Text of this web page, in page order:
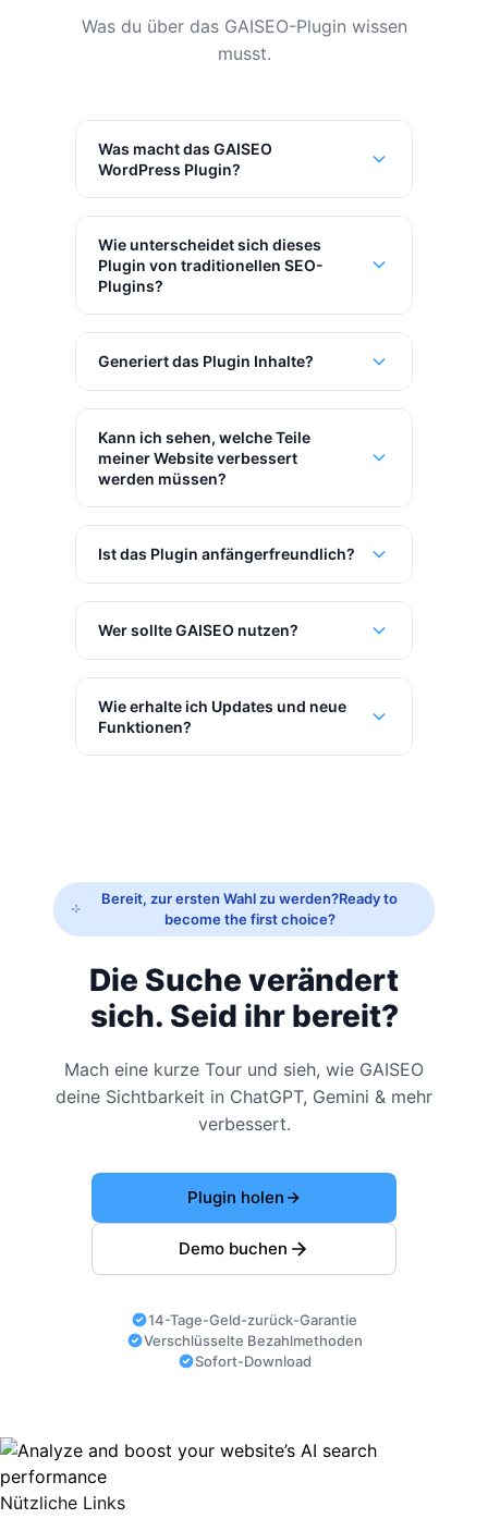
Was du über das GAISEO-Plugin wissen
musst.
Was macht das GAISEO
WordPress Plugin?
Wie unterscheidet sich dieses
Plugin von traditionellen SEO-
Plugins?
Generiert das Plugin Inhalte?
Kann ich sehen, welche Teile
meiner Website verbessert
werden müssen?
Ist das Plugin anfängerfreundlich?
Wer sollte GAISEO nutzen?
Wie erhalte ich Updates und neue
Funktionen?
Bereit, zur ersten Wahl zu werden?Ready to
become the first choice?
Die Suche verändert
sich. Seid ihr bereit?
Mach eine kurze Tour und sieh, wie GAISEO
deine Sichtbarkeit in ChatGPT, Gemini & mehr
verbessert.
Plugin holen
Demo buchen
14-Tage-Geld-zurück-Garantie
Verschlüsselte Bezahlmethoden
Sofort-Download
Nützliche Links